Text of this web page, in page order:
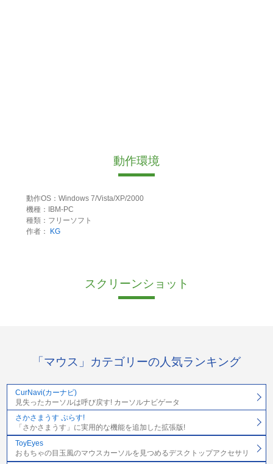
動作環境
動作OS：Windows 7/Vista/XP/2000
機種：IBM-PC
種類：フリーソフト
作者：
KG
スクリーンショット
「マウス」カテゴリーの人気ランキング
CurNavi(カーナビ)
見失ったカーソルは呼び戻す! カーソルナビゲータ
さかさまうす ぷらす!
「さかさまうす」に実用的な機能を追加した拡張版!
ToyEyes
おもちゃの目玉風のマウスカーソルを見つめるデスクトップアクセサリ